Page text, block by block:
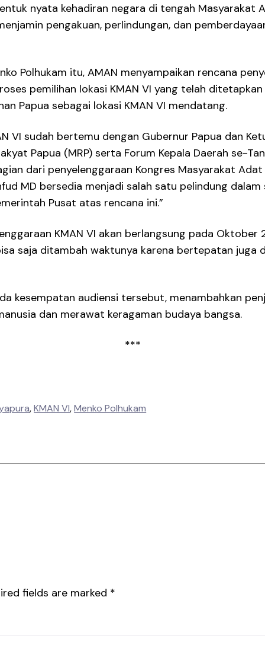
nyata kehadiran negara di tengah Masyarakat
pengakuan, perlindungan, dan
Polhukam itu, AMAN menyampaikan rencana
pemilihan lokasi KMAN VI yang telah
Papua sebagai lokasi KMAN VI mendatang.
VI sudah bertemu dengan Gubernur Papua dan
Papua (MRP) serta Forum Kepala Daerah se-
dari penyelenggaraan Kongres Masyarakat Adat
MD bersedia menjadi salah satu pelindung dalam
Pusat atas rencana ini.”
KMAN VI akan berlangsung pada Oktober
saja ditambah waktunya karena bertepatan juga
kesempatan audiensi tersebut, menambahkan
dan merawat keragaman budaya bangsa.
***
, KMAN VI, Menko Polhukam
fields are marked *